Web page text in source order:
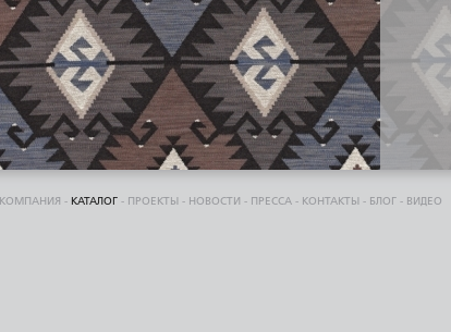
КОМПАНИЯ - КАТАЛОГ - ПРОЕКТЫ - НОВОСТИ - ПРЕССА - КОНТАКТЫ - БЛОГ - ВИДЕО